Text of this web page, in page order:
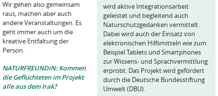
wird aktive Integrationsarbeit
geleistet und begleitend auch
Naturschutzgedanken vermittelt.
Dabei wird auch der Einsatz von
elektronischen Hilfsmitteln wie zum
Beispiel Tablets und Smartphones
zur Wissens- und Sprachvermittlung
erprobt. Das Projekt wird gefördert
durch die Deutsche Bundesstiftung
Umwelt (DBU).
Wir gehen also gemeinsam
raus, machen aber auch
andere Veranstaltungen. Es
geht immer auch um die
kreative Entfaltung der
Person.
NATURFREUNDiN: Kommen
die Geflüchteten im Projekt
alle aus dem Irak?